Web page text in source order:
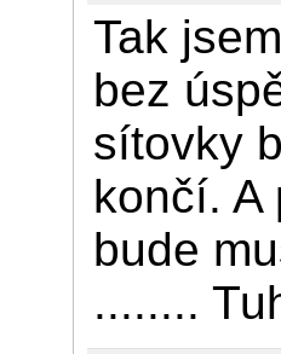
Tak
bez
sítovky
končí. A
bude
........